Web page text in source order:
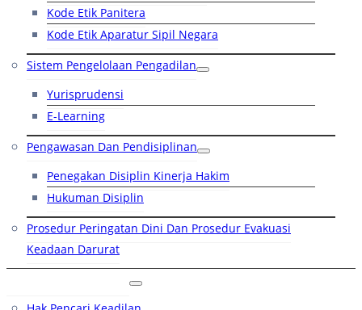
Kode Etik Panitera
Kode Etik Aparatur Sipil Negara
Sistem Pengelolaan Pengadilan
Yurisprudensi
E-Learning
Pengawasan Dan Pendisiplinan
Penegakan Disiplin Kinerja Hakim
Hukuman Disiplin
Prosedur Peringatan Dini Dan Prosedur Evakuasi
Keadaan Darurat